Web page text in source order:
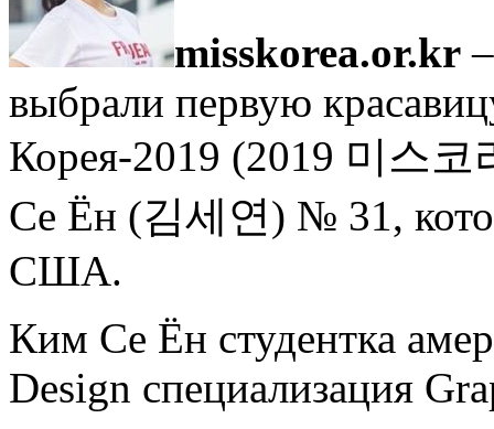
misskorea.or.kr
выбрали первую
Корея-2019 (2019 미스코
Се Ён (김세연) № 31,
США.
Ким Се Ён студентка
Design специализация